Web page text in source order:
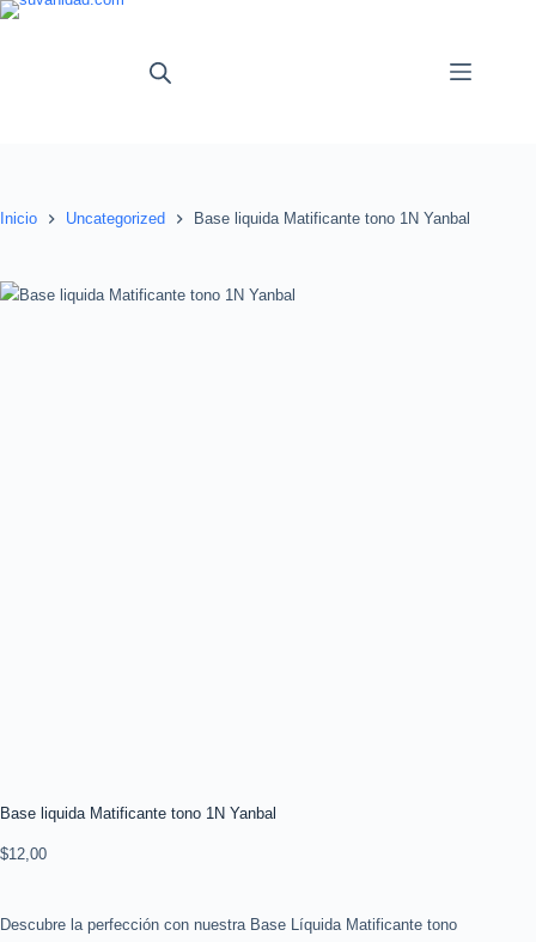
Saltar
Inicio Uncategorized Base liquida Matificante tono 1N Yanbal
Base liquida Matificante tono 1N Yanbal
$12,00
Descubre la perfección con nuestra Base Líquida Matificante tono